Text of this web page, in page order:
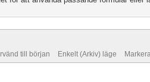
till början Enkelt (Arkiv) läge